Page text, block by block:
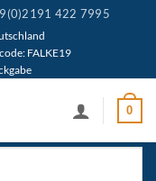
422 7995
FALKE19
0